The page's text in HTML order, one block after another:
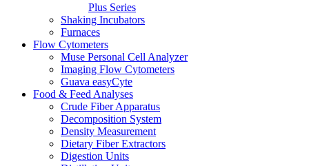
Plus Series
Shaking Incubators
Furnaces
Flow Cytometers
Muse Personal Cell Analyzer
Imaging Flow Cytometers
Guava easyCyte
Food & Feed Analyses
Crude Fiber Apparatus
Decomposition System
Density Measurement
Dietary Fiber Extractors
Digestion Units